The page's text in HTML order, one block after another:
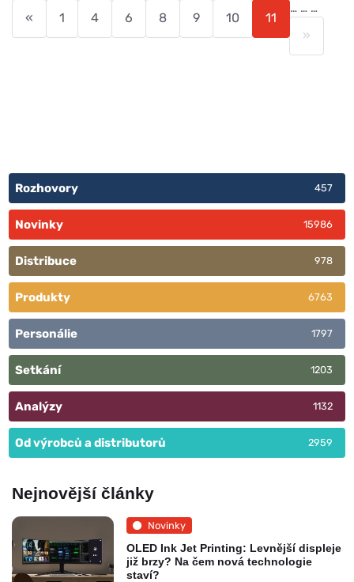
« 1
…
4
…
6
…
8 9 10
11
»
Rozhovory 457
Novinky 15986
Distribuce 978
Produkty 6763
Personálie 1797
Setkání 1203
Analýzy 1132
Od výrobců a distributorů 2959
Nejnovější články
Novinky
OLED Ink Jet Printing: Levnější displeje
již brzy? Na čem nová technologie
staví?